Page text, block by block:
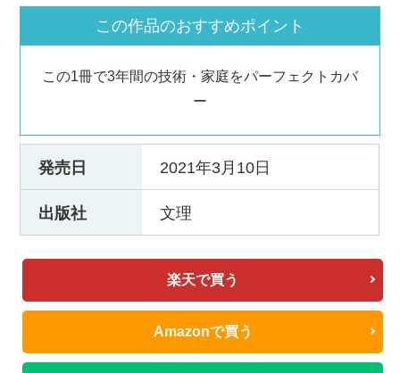
この作品のおすすめポイント
この1冊で3年間の技術・家庭をパーフェクトカバ
ー
発売日 2021年3月10日
出版社 文理
楽天で買う
Amazonで買う